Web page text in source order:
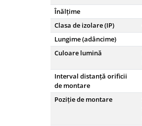
Massey Ferguson
New Holland
Piese balotiere
Piese combina
Înălţime
Clasa de izolare (IP)
Lungime (adâncime)
Culoare lumină
Interval distanță orificii
de montare
Poziție de montare